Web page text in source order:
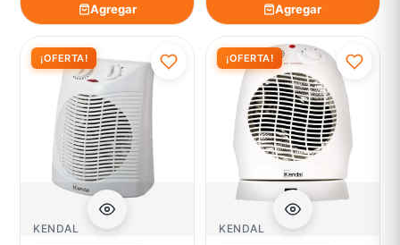
Agregar Agregar
¡OFERTA!
KENDAL
¡OFERTA!
KENDAL